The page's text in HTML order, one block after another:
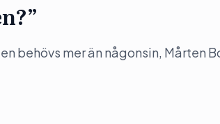
behövs mer än någonsin, Mårten